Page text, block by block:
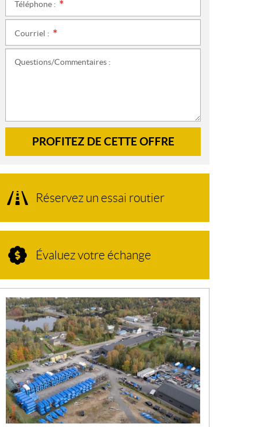
Téléphone :
Courriel :
Questions/Commentaires :
PROFITEZ DE CETTE OFFRE
Réservez un essai routier
Évaluez votre échange
N
O
U
V
E
L
L
E
S